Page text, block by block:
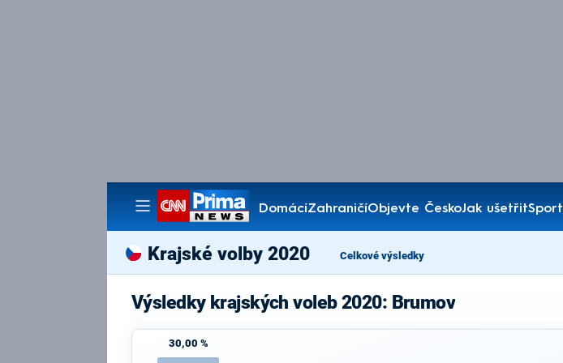
DomácíZahraničíObjevte ČeskoJak ušetřitSport
Pořady
Krajské volby 2020 Celkové výsledky
Výsledky krajských voleb 2020: Brumov
30,00 %